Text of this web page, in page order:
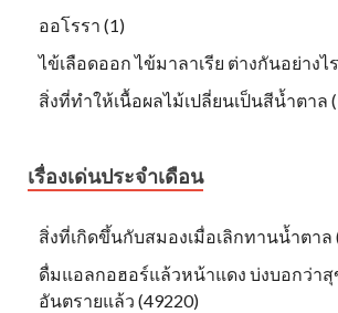
ออโรรา (1)
ไข้เลือดออก ไข้มาลาเรีย ต่างกันอย่างไ
สิ่งที่ทำให้เนื้อผลไม้เปลี่ยนเป็นสีน้ำตาล
เรื่องเด่นประจำเดือน
สิ่งที่เกิดขึ้นกับสมองเมื่อเลิกทานน้ำตาล
ดื่มแอลกอฮอร์แล้วหน้าแดง บ่งบอกว่า
อันตรายแล้ว (49220)